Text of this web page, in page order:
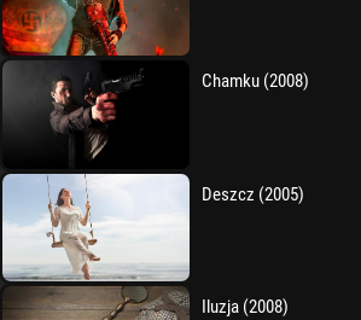
Chamku (2008)
Deszcz (2005)
Iluzja (2008)